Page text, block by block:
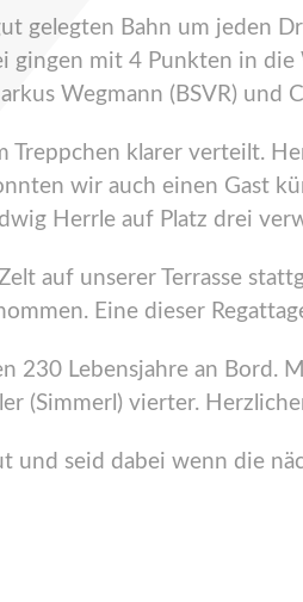
gelegten Bahn um jeden
gingen mit 4 Punkten in
Wegmann (BSVR) und
Treppchen klarer verteilt.
wir auch einen Gast
Herrle auf Platz drei
auf unserer Terrasse
Eine dieser
230 Lebensjahre an Bord.
(Simmerl) vierter.
seid dabei wenn die